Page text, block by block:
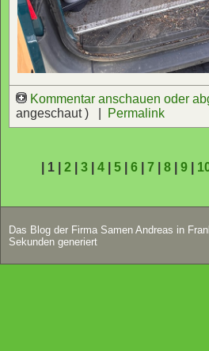
Kommentar anschauen oder
angeschaut ) |
Permalink
| 1 | 2| 3| 4| 5| 6| 7 8| 9|
Das Blog der Firma Samen Andreas in
Sekunden generiert